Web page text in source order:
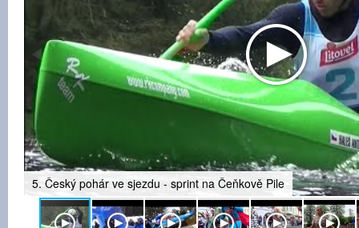
5. Český pohár ve sjezdu - sprint na Čeňkově Pile